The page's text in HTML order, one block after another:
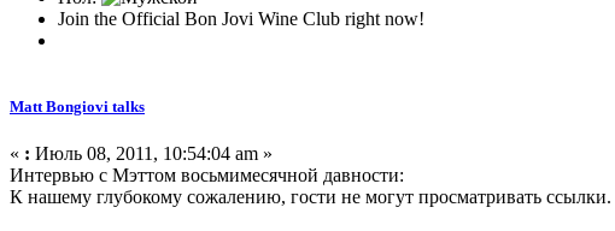
Join the Official Bon Jovi Wine Club right now!
Matt Bongiovi talks
« : Июль 08, 2011, 10:54:04 am »
Интервью с Мэттом восьмимесячной давности:
К нашему глубокому сожалению, гости не могут просматривать ссылки.